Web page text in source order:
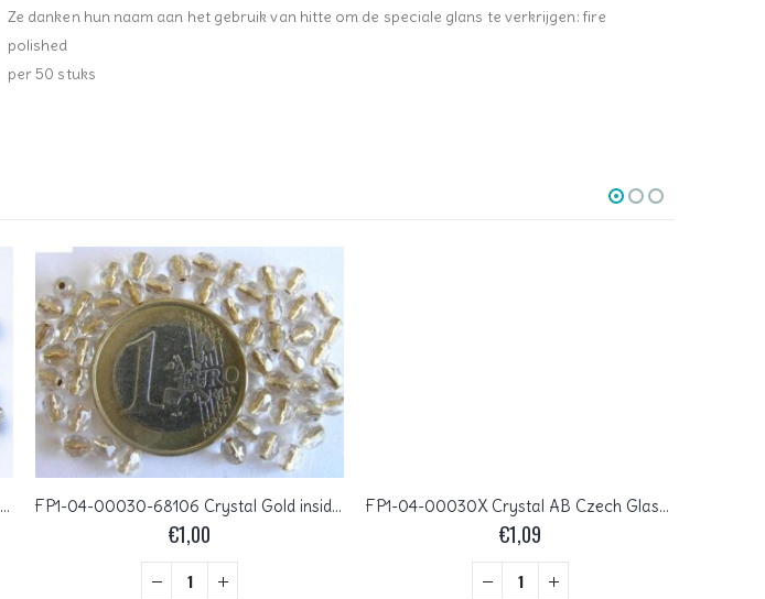
Ze danken hun naam aan het gebruik van hitte om de speciale glans te verkrijgen: fire
polished
per 50 stuks
0010440 Jet half labrador Czech Glass Facet Firepolish 4mm 50 stuks FP1-04-00030-68106 Crystal Gold inside Czech Glass Facet Firepolish 4mm 50 stuks
€1,00
FP1-04-00030X Crystal AB Czech Glass Facet Firepolish 4mm 50 stuks
€1,09